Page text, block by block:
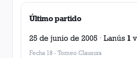
Último partido
25 de junio de 2005 · Lanús 1
Fecha 18 - Torneo Clausura